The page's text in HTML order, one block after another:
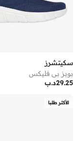
سكيتشرز
بوبز بي فليكس
د.ب29.25
الأكثر طلبا